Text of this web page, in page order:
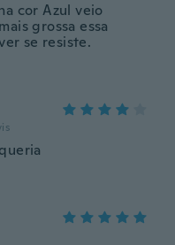
cor Azul veio
grossa essa
se resiste.